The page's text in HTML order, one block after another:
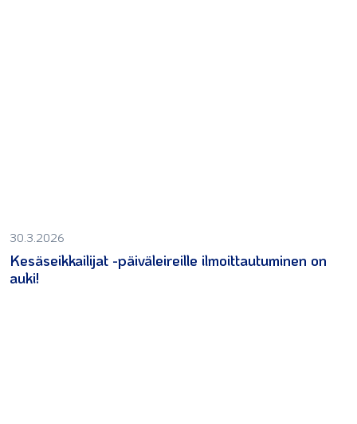
30.3.2026
Kesäseikkailijat -päiväleireille ilmoittautuminen on
auki!